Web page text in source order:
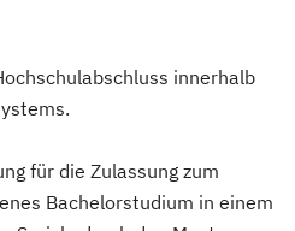
innerhalb
für die Zulassung zum
Bachelorstudium in einem